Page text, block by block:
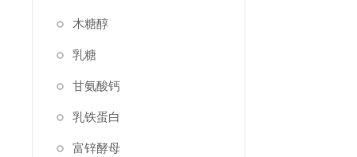
木糖醇
乳糖
甘氨酸钙
乳铁蛋白
富锌酵母